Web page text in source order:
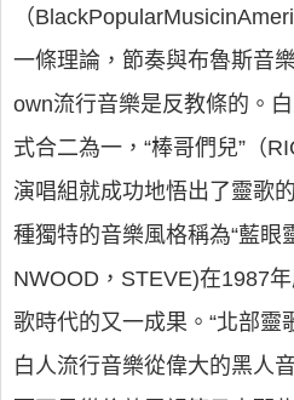
（
一條理論，節奏與布魯斯音
own流行音樂是反教條的。
式合二為一，“棒哥們兒”（
演唱組就成功地悟出了靈歌
種獨特的音樂風格稱為“藍眼
NWOOD，STEVE)在1987
歌時代的又一成果。“北部靈
白人流行音樂從偉大的黑人